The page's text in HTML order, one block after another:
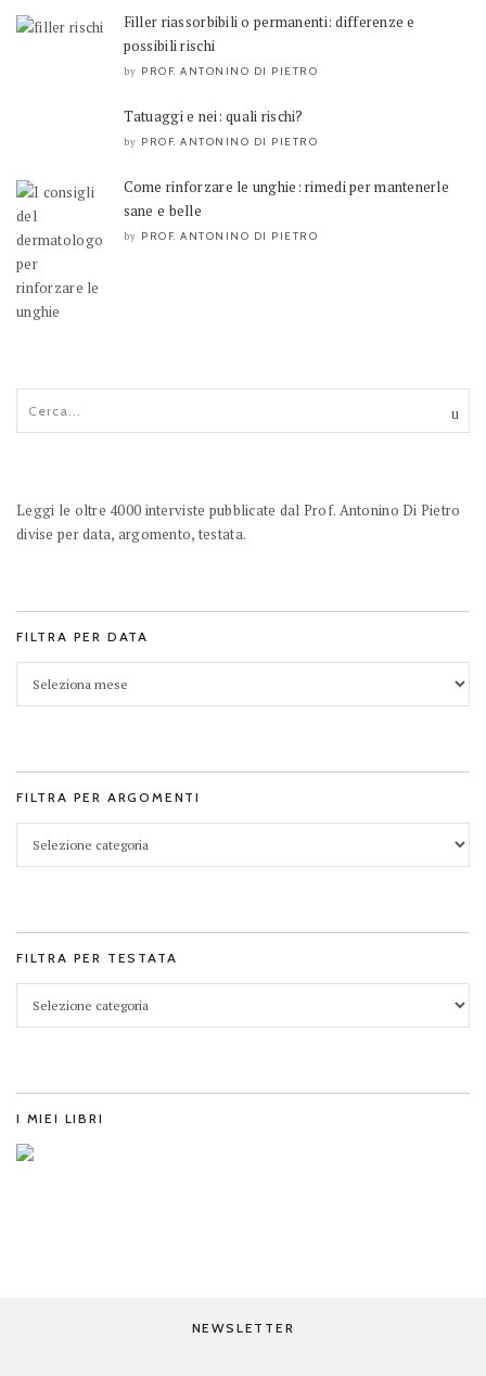
Filler riassorbibili o permanenti: differenze e
possibili rischi
by PROF. ANTONINO DI PIETRO
Tatuaggi e nei: quali rischi?
by PROF. ANTONINO DI PIETRO
Come rinforzare le unghie: rimedi per mantenerle
sane e belle
by PROF. ANTONINO DI PIETRO
Leggi le oltre 4000 interviste pubblicate dal Prof. Antonino Di Pietro
divise per data, argomento, testata.
FILTRA PER DATA
FILTRA PER ARGOMENTI
FILTRA PER TESTATA
I MIEI LIBRI
NEWSLETTER